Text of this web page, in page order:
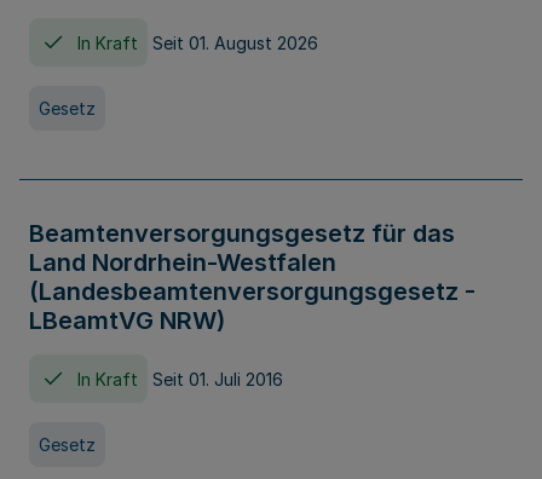
In Kraft Seit 01. August 2026
Gesetz
Beamtenversorgungsgesetz für das
Land Nordrhein-Westfalen
(Landesbeamtenversorgungsgesetz -
LBeamtVG NRW)
In Kraft Seit 01. Juli 2016
Gesetz